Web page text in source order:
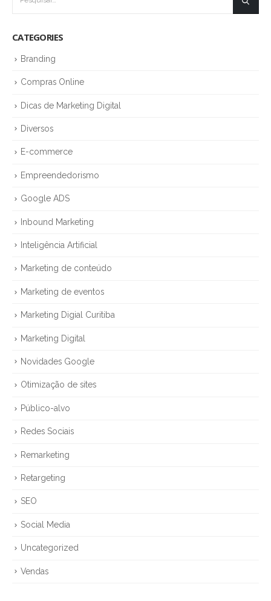
CATEGORIES
Branding
Compras Online
Dicas de Marketing Digital
Diversos
E-commerce
Empreendedorismo
Google ADS
Inbound Marketing
Inteligência Artificial
Marketing de conteúdo
Marketing de eventos
Marketing Digial Curitiba
Marketing Digital
Novidades Google
Otimização de sites
Público-alvo
Redes Sociais
Remarketing
Retargeting
SEO
Social Media
Uncategorized
Vendas